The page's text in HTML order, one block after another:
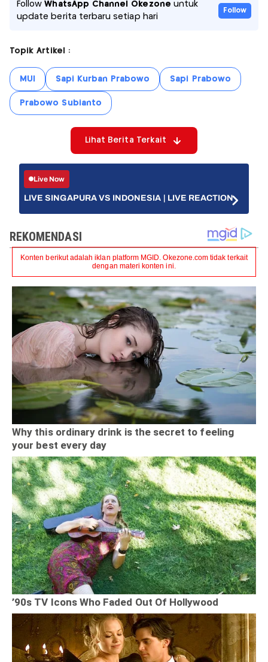
FollowWhatsApp Channel Okezone untuk
update berita terbaru setiap hari
Follow
Topik Artikel :
MUI Sapi Kurban Prabowo Sapi Prabowo
Prabowo Subianto
Lihat Berita Terkait
Live Now
LIVE SINGAPURA VS INDONESIA | LIVE REACTION